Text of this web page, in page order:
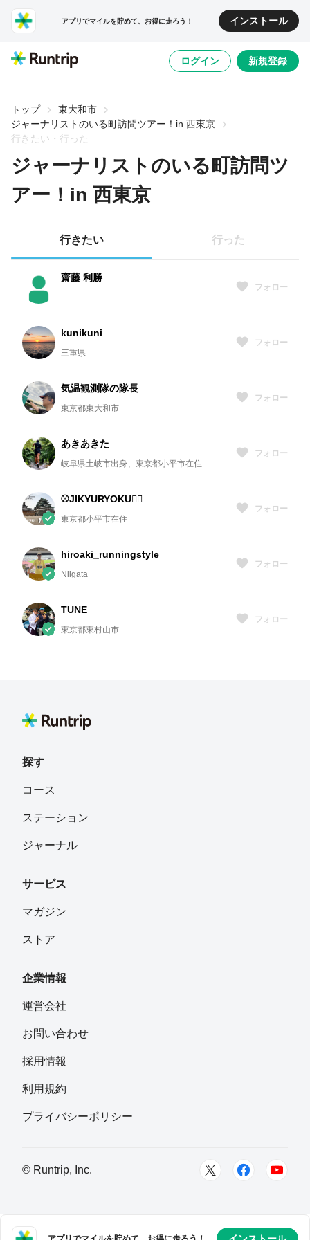
アプリでマイルを貯めて、お得に走ろう！ インストール
ログイン 新規登録
トップ
東大和市
ジャーナリストのいる町訪問ツアー！in 西東京
行きたい・行った
ジャーナリストのいる町訪問ツ
アー！in 西東京
行きたい 行った
齋藤 利勝
フォロー
kunikuni
三重県
フォロー
気温観測隊の隊長
東京都東大和市
フォロー
あきあきた
岐阜県土岐市出身、東京都小平市在住
フォロー
⚾️JIKYURYOKU🏃‍♂️
東京都小平市在住
フォロー
hiroaki_runningstyle
Niigata
フォロー
TUNE
東京都東村山市
フォロー
探す
コース
ステーション
ジャーナル
サービス
マガジン
ストア
企業情報
運営会社
お問い合わせ
採用情報
利用規約
プライバシーポリシー
© Runtrip, Inc.